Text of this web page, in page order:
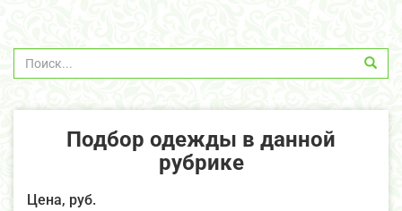
Подбор одежды в данной
рубрике
Цена, руб.